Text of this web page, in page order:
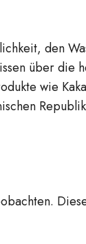
den
über die
wie